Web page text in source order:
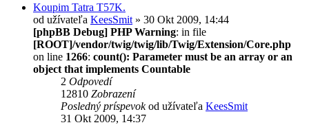
Koupim Tatra T57K.
od užívateľa KeesSmit » 30 Okt 2009, 14:44
[phpBB Debug] PHP Warning: in file
[ROOT]/vendor/twig/twig/lib/Twig/Extension/Core.php
on line 1266: count(): Parameter must be an array or an
object that implements Countable
2 Odpovedí
12810 Zobrazení
Posledný príspevokod užívateľa KeesSmit
31 Okt 2009, 14:37